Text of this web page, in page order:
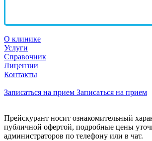
О клинике
Услуги
Справочник
Лицензии
Контакты
Записаться на прием Записаться на прием
Прейскурант носит ознакомительный
публичной офертой, подробные цены
администраторов по телефону или в чат.